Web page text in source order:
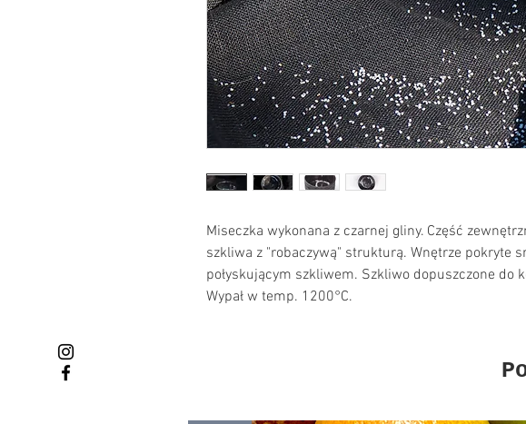
Miseczka wykonana z czarnej gliny. Część
szkliwa z "robaczywą" strukturą. Wnętrze pokryte
połyskującym szkliwem. Szkliwo dopuszczone do
Wypał w temp. 1200°C.